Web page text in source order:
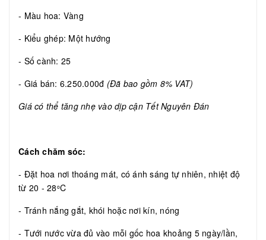
- Màu hoa: Vàng
- Kiểu ghép: Một hướng
- Số cành: 25
- Giá bán: 6.250.000đ (Đã bao gồm 8% VAT)
Giá có thể tăng nhẹ vào dịp cận Tết Nguyên Đán
Cách chăm sóc:
- Đặt hoa nơi thoáng mát, có ánh sáng tự nhiên, nhiệt độ
từ 20 - 28oC
- Tránh nắng gắt, khói hoặc nơi kín, nóng
- Tưới nước vừa đủ vào mỗi gốc hoa khoảng 5 ngày/lần,